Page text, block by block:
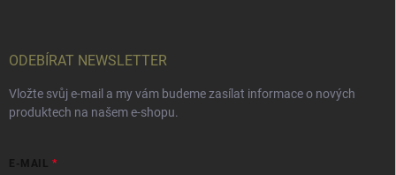
ODEBÍRAT NEWSLETTER
Vložte svůj e-mail a my vám budeme zasílat informace o nových
produktech na našem e-shopu.
E-MAIL